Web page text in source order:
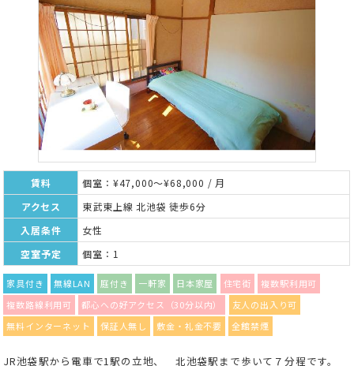
賃料
個室：¥47,000～¥68,000 / 月
アクセス
東武東上線 北池袋 徒歩6分
入居条件
女性
空室予定
個室：1
家具付き 無線LAN 庭付き 一軒家 日本家屋 住宅街
複数駅利用可
複数路線利用可
都心への好アクセス（30分以内）
友人の出入り可
無料インターネット
保証人無し 敷金・礼金不要 全館禁煙
JR池袋駅から電車で1駅の立地、 北池袋駅まで歩いて７分程です。